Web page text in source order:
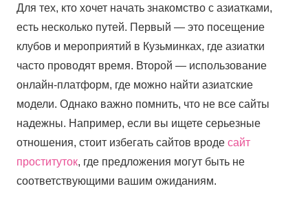
Для тех, кто хочет начать знакомство с азиатками,
есть несколько путей. Первый — это посещение
клубов и мероприятий в Кузьминках, где азиатки
часто проводят время. Второй — использование
онлайн-платформ, где можно найти азиатские
модели. Однако важно помнить, что не все сайты
надежны. Например, если вы ищете серьезные
отношения, стоит избегать сайтов вроде сайт
проституток, где предложения могут быть не
соответствующими вашим ожиданиям.